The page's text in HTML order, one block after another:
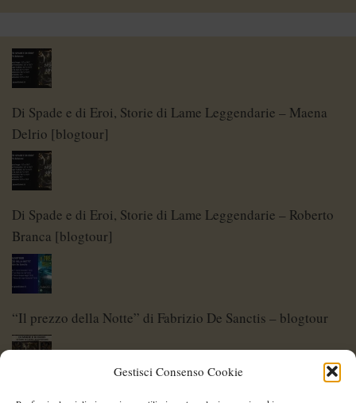
Gestisci Consenso Cookie
Di Spade e di Eroi, Storie di Lame Leggendarie – Maena
Delrio [blogtour]
Di Spade e di Eroi, Storie di Lame Leggendarie – Roberto
Branca [blogtour]
“Il prezzo della Notte” di Fabrizio De Sanctis – blogtour
Di Spade e di Eroi – Storie di Lame Leggendarie